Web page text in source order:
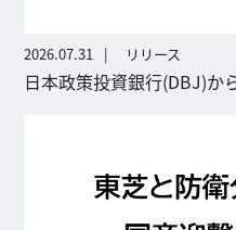
2026.07.31 リリース
日本政策投資銀行(DBJ)か